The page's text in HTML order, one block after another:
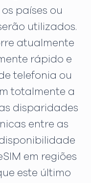
países ou
utilizados.
atualmente
rápido e
telefonia ou
totalmente a
disparidades
entre as
em regiões
este último